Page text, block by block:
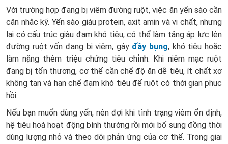
Với trường hợp đang bị viêm đường ruột, việc ăn yến sào cần
cân nhắc kỹ. Yến sào giàu protein, axit amin và vi chất, nhưng
lại có cấu trúc giàu đạm khó tiêu, có thể làm tăng áp lực lên
đường ruột vốn đang bị viêm, gây đầy bụng, khó tiêu hoặc
làm nặng thêm triệu chứng tiêu chỉnh. Khi niêm mạc ruột
đang bị tổn thương, cơ thể cần chế độ ăn dễ tiêu, ít chất xơ
không tan và hạn chế đạm khó tiêu để ruột có thời gian phục
hồi.
Nếu bạn muốn dùng yến, nên đợi khi tình trạng viêm ổn định,
hệ tiêu hoá hoạt động bình thường rồi mới bổ sung đồng thời
dùng lượng nhỏ và theo dõi phản ứng của cơ thể. Trong giai